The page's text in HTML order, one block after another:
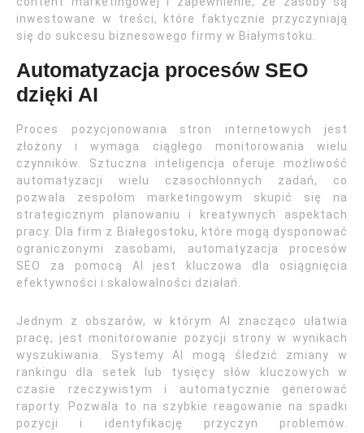
inwestowane w treści, które faktycznie przyczyniają
się do sukcesu biznesowego firmy w Białymstoku.
Automatyzacja procesów SEO
dzięki AI
Proces pozycjonowania stron internetowych jest
złożony i wymaga ciągłego monitorowania wielu
czynników. Sztuczna inteligencja oferuje możliwość
automatyzacji wielu czasochłonnych zadań, co
pozwala zespołom marketingowym skupić się na
strategicznym planowaniu i kreatywnych aspektach
pracy. Dla firm z Białegostoku, które mogą dysponować
ograniczonymi zasobami, automatyzacja procesów
SEO za pomocą AI jest kluczowa dla osiągnięcia
efektywności i skalowalności działań.
Jednym z obszarów, w którym AI znacząco ułatwia
pracę, jest monitorowanie pozycji strony w wynikach
wyszukiwania. Systemy AI mogą śledzić zmiany w
rankingu dla setek lub tysięcy słów kluczowych w
czasie rzeczywistym i automatycznie generować
raporty. Pozwala to na szybkie reagowanie na spadki
pozycji i identyfikację przyczyn problemów.